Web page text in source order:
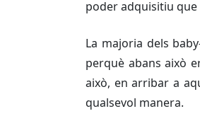
poder adquisitiu que
La majoria dels
perquè abans això
això, en arribar a
qualsevol manera.